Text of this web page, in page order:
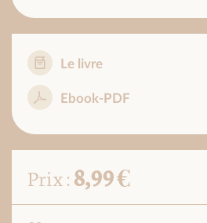
Le livre
Ebook-PDF
Prix :8,99 €